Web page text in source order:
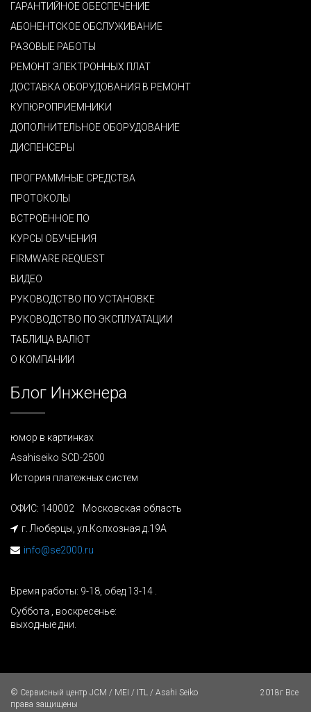
ГАРАНТИЙНОЕ ОБЕСПЕЧЕНИЕ
АБОНЕНТСКОЕ ОБСЛУЖИВАНИЕ
РАЗОВЫЕ РАБОТЫ
РЕМОНТ ЭЛЕКТРОННЫХ ПЛАТ
ДОСТАВКА ОБОРУДОВАНИЯ В РЕМОНТ
КУПЮРОПРИЕМНИКИ
ДОПОЛНИТЕЛЬНОЕ ОБОРУДОВАНИЕ
ДИСПЕНСЕРЫ
ПРОГРАММНЫЕ СРЕДСТВА
ПРОТОКОЛЫ
ВСТРОЕННОЕ ПО
КУРСЫ ОБУЧЕНИЯ
FIRMWARE REQUEST
ВИДЕО
РУКОВОДСТВО ПО УСТАНОВКЕ
РУКОВОДСТВО ПО ЭКСПЛУАТАЦИИ
ТАБЛИЦА ВАЛЮТ
О КОМПАНИИ
Блог Инженера
юмор в картинках
Asahiseiko SCD-2500
История платежных систем
ОФИС: 140002 Московская область
г. Люберцы, ул.Колхозная д.19А
info@se2000.ru
Время работы: 9-18, обед 13-14 .
Суббота , воскресенье:
выходные дни.
© Сервисный центр JCM / MEI / ITL / Asahi Seiko 2018г Все
права защищены